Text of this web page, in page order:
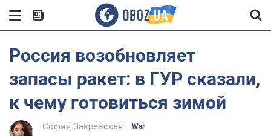
Россия возобновляет
запасы ракет: в ГУР сказали,
к чему готовиться зимой
София Закревская War